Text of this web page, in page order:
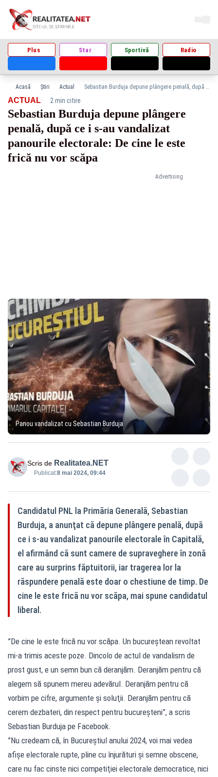
Plus Star Sportivă Radio
Acasă Știri Actual Sebastian Burduja depune plângere penală, după ce i s-au vandalizat panourile electorale: De cine le este frică nu vor scăpa
Advertising
ACTUAL· 2 min citire
Sebastian Burduja depune plângere
penală, după ce i s-au vandalizat
panourile electorale: De cine le este
frică nu vor scăpa
Panou vandalizat cu Sebastian Burduja
Scris de Realitatea.NET
Publicat:8 mai 2024, 09:44
Candidatul PNL la Primăria Generală, Sebastian
Burduja, a anunţat că depune plângere penală, după
ce i s-au vandalizat panourile electorale în Capitală,
el afirmând că sunt camere de supraveghere în zonă
care au surprins făptuitorii, iar tragerea lor la
răspundere penală este doar o chestiune de timp. De
cine le este frică nu vor scăpa, mai spune candidatul
liberal.
”De cine le este frică nu vor scăpa. Un bucureştean revoltat
mi-a trimis aceste poze. Dincolo de actul de vandalism de
prost gust, e un semn bun că deranjăm. Deranjăm pentru că
alegem să spunem mereu adevărul. Deranjăm pentru că
vorbim pe cifre, argumente şi soluţii. Deranjăm pentru că
cerem dezbateri, din respect pentru bucureşteni”, a scris
Sebastian Burduja pe Facebook.
”Nu credeam că, în Bucureştiul anului 2024, voi mai vedea
afişe electorale rupte, pline cu înjurături şi semne obscene,
care nu fac cinste nici competiţiei electorale democratice, nici